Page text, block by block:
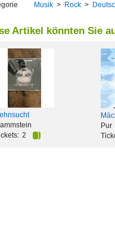
Musik > Rock >
Artikel könnten Sie
2
Pur